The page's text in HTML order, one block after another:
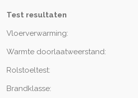
Test resultaten
Vloerverwarming:
Warmte doorlaatweerstand:
Rolstoeltest:
Brandklasse: